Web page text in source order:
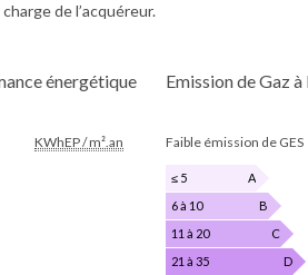
de l’acquéreur.
énergétique
KWhEP / m².an
Emission de Gaz
DE
GAZ
À
EFFET
DE
SERRE
Faible émission de GES
≤ 5
A
6 à 10
B
11 à 20
C
21 à 35
D